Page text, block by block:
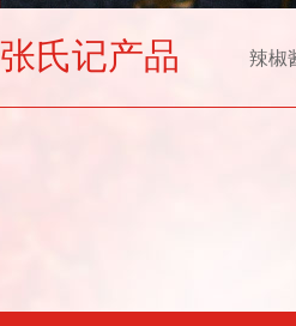
张氏记产品 辣椒